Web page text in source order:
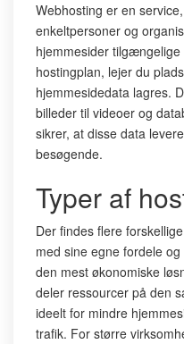
Webhosting er en
enkeltpersoner og
hjemmesider
hostingplan, lejer du
hjemmesidedata lagres.
billeder til videoer og
sikrer, at disse data
besøgende.
Typer af
Der findes flere
med sine egne fordele
den mest økonomiske
deler ressourcer på den
ideelt for mindre
trafik. For større